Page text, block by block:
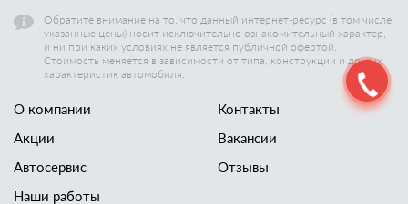
Обратите внимание на то, что данный интернет-ресурс (в том числе
указанные цены) носит исключительно ознакомительный характер,
и ни при каких условиях не является публичной офертой.
Стоимость меняется в зависимости от типа, конструкции и других
характеристик автомобиля.
О компании
Акции
Автосервис
Наши работы
Контакты
Вакансии
Отзывы